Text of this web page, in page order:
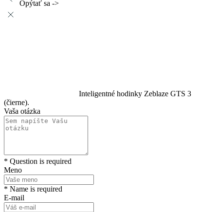
Opýtať sa ->
Inteligentné hodinky Zeblaze GTS 3
(čierne).
Vaša otázka
* Question is required
Meno
* Name is required
E-mail